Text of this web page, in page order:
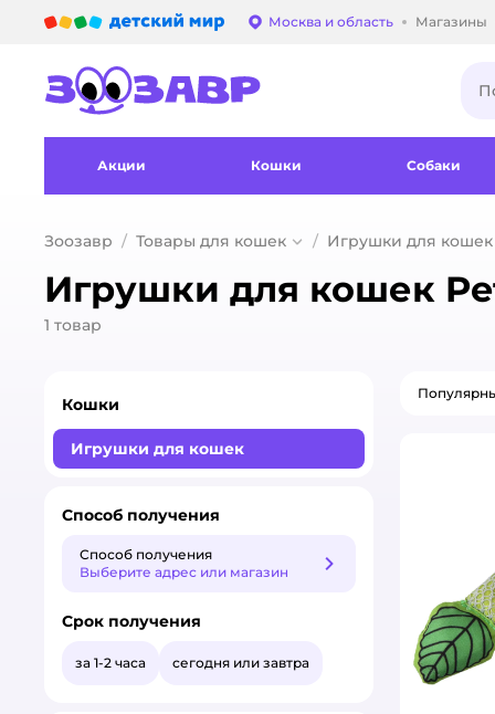
Выбор адреса
Москва и область Магазины
Акции Кошки Собаки
Зоозавр Товары для кошек Игрушки для кошек
Игрушки для кошек
1 товар
Кошки
Игрушки для кошек
Способ получения
Способ получения
Выберите адрес или магазин
Способ получения
Срок получения
за 1-2 часа сегодня или завтра